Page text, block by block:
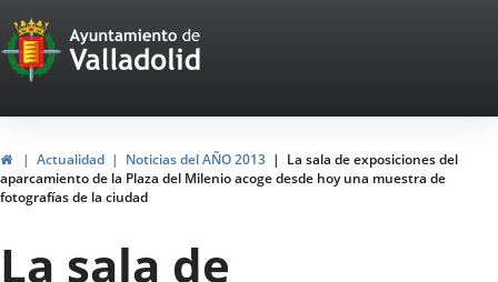
Portal
Web
del
Ayuntamiento
de
Valladolid
HomeActualidad Noticias del AÑO 2013
La sala de exposiciones del
aparcamiento de la Plaza del Milenio acoge desde hoy una muestra de
fotografías de la ciudad
La sala de